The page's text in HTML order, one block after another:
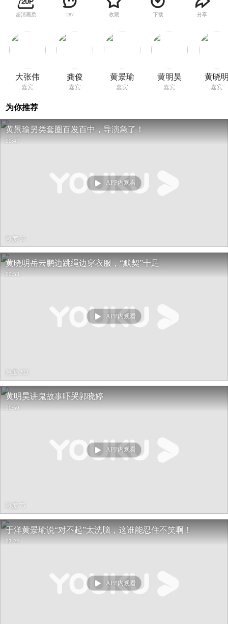
超清画质 287 收藏 下载 分享
大张伟
嘉宾
龚俊
嘉宾
黄景瑜
嘉宾
黄明昊
嘉宾
黄晓
嘉宾
为你推荐
黄景瑜另类套圈百发百中，导演急了！
00:47
APP内观看
热度 66
黄晓明岳云鹏边跳绳边穿衣服，“默契”十足
00:53
APP内观看
热度 202
黄明昊讲鬼故事吓哭郭晓婷
00:50
APP内观看
热度 75
于洋黄景瑜说“对不起”太洗脑，这谁能忍住不笑啊！
02:22
APP内观看